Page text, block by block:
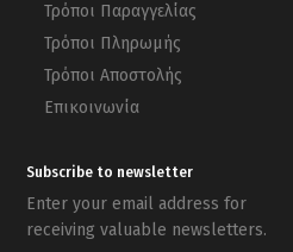
Τρόποι Παραγγελίας
Τρόποι Πληρωμής
Τρόποι Αποστολής
Επικοινωνία
Subscribe to newsletter
Enter your email address for
receiving valuable newsletters.